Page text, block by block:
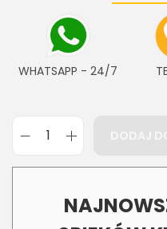
WHATSAPP - 24/7